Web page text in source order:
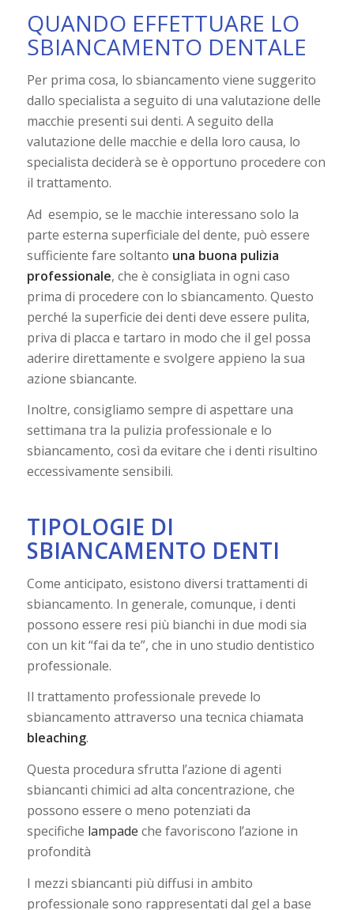
QUANDO EFFETTUARE LO
SBIANCAMENTO DENTALE
Per prima cosa, lo sbiancamento viene suggerito
dallo specialista a seguito di una valutazione delle
macchie presenti sui denti. A seguito della
valutazione delle macchie e della loro causa, lo
specialista deciderà se è opportuno procedere con
il trattamento.
Ad esempio, se le macchie interessano solo la
parte esterna superficiale del dente, può essere
sufficiente fare soltanto una buona pulizia
professionale, che è consigliata in ogni caso
prima di procedere con lo sbiancamento. Questo
perché la superficie dei denti deve essere pulita,
priva di placca e tartaro in modo che il gel possa
aderire direttamente e svolgere appieno la sua
azione sbiancante.
Inoltre, consigliamo sempre di aspettare una
settimana tra la pulizia professionale e lo
sbiancamento, così da evitare che i denti risultino
eccessivamente sensibili.
TIPOLOGIE DI
SBIANCAMENTO DENTI
Come anticipato, esistono diversi trattamenti di
sbiancamento. In generale, comunque, i denti
possono essere resi più bianchi in due modi sia
con un kit “fai da te”, che in uno studio dentistico
professionale.
Il trattamento professionale prevede lo
sbiancamento attraverso una tecnica chiamata
bleaching.
Questa procedura sfrutta l’azione di agenti
sbiancanti chimici ad alta concentrazione, che
possono essere o meno potenziati da
specifiche lampade che favoriscono l’azione in
profondità
I mezzi sbiancanti più diffusi in ambito
professionale sono rappresentati dal gel a base